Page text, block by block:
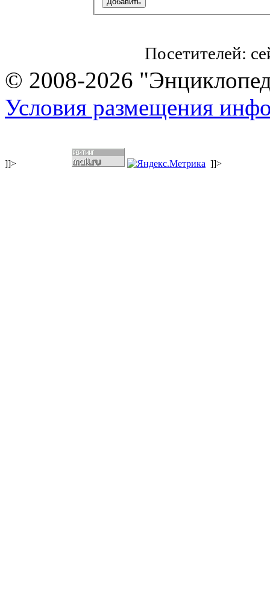
Посетителей:
© 2008-2026
Условия размещения
]]> ]]>